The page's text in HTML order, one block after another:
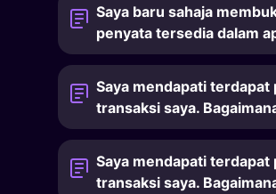
Saya baru sahaja
penyata tersedia dalam
Saya mendapati
transaksi saya.
Saya mendapati
transaksi saya.